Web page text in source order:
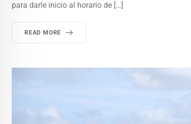
para darle inicio al horario de […]
READ MORE